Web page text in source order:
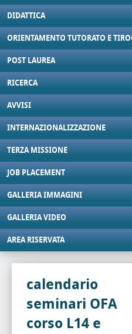
DIDATTICA
ORIENTAMENTO TUTORATO E
POST LAUREA
RICERCA
AVVISI
INTERNAZIONALIZZAZIONE
TERZA MISSIONE
JOB PLACEMENT
GALLERIA IMMAGINI
GALLERIA VIDEO
AREA RISERVATA
calendario
seminari OFA
corso L14 e